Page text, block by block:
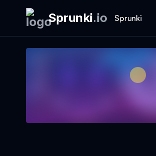
Sprunki.io Sprunki